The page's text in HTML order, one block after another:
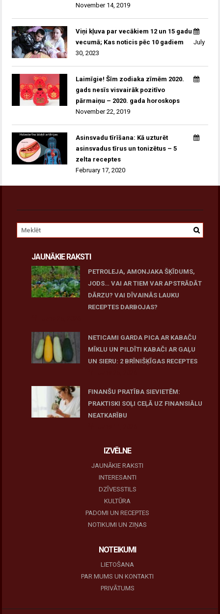
November 14, 2019
Viņi kļuva par vecākiem 12 un 15 gadu
vecumā; Kas noticis pēc 10 gadiem
July
30, 2023
Laimīgie! Šīm zodiaka zīmēm 2020.
gads nesīs visvairāk pozitīvo
pārmaiņu – 2020. gada horoskops
November 22, 2019
Asinsvadu tīrīšana: Kā uzturēt
asinsvadus tīrus un tonizētus – 5
zelta receptes
February 17, 2020
JAUNĀKIE RAKSTI
PETROLEJA, AMONJAKA ŠĶĪDUMS,
JODS… VAI AR TIEM VAR APSTRĀDĀT
DĀRZU? VAI DĪVAINĀS LAUKU
RECEPTES DARBOJAS?
NETICAMI GARDA PICA AR KABAČU
MĪKLU UN PILDĪTI KABAČI AR GAĻU
UN SIERU: 2 BRĪNIŠĶĪGAS RECEPTES
FINANŠU PRATĪBA SIEVIETĒM:
PRAKTISKI SOĻI CEĻĀ UZ FINANSIĀLU
NEATKARĪBU
IZVĒLNE
JAUNĀKIE RAKSTI
INTERESANTI
DZĪVESSTILS
KULTŪRA
PADOMI UN RECEPTES
NOTIKUMI UN ZIŅAS
NOTEIKUMI
LIETOŠANA
PAR MUMS UN KONTAKTI
PRIVĀTUMS